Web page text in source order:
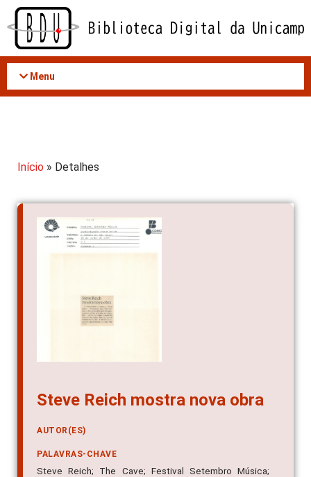
Acessar
conteúdo
Menu
Início » Detalhes
Steve Reich mostra nova obra
AUTOR(ES)
PALAVRAS-CHAVE
Steve Reich; The Cave; Festival Setembro Música;